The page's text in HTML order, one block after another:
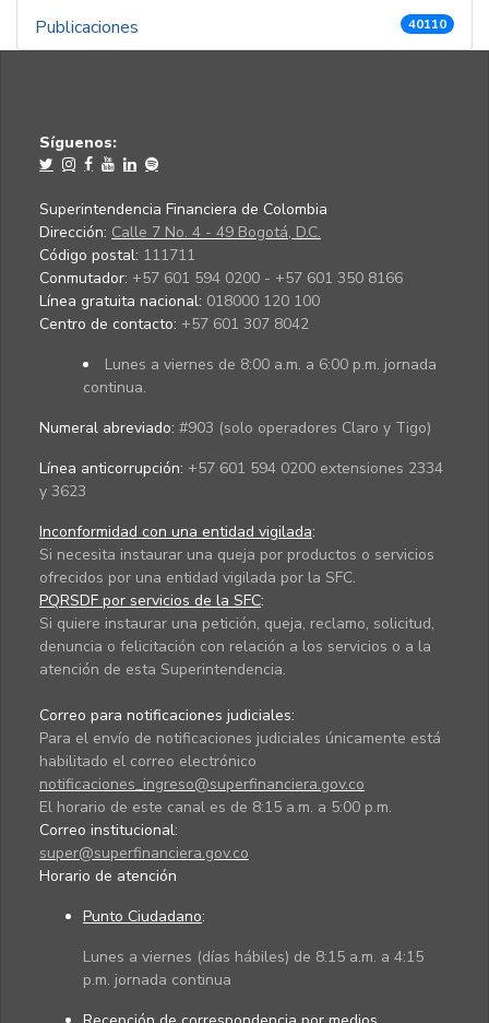
Publicaciones 40110
Síguenos:
Superintendencia Financiera de Colombia
Dirección: Calle 7 No. 4 - 49 Bogotá, D.C.
Código postal: 111711
Conmutador: +57 601 594 0200 - +57 601 350 8166
Línea gratuita nacional: 018000 120 100
Centro de contacto: +57 601 307 8042
Lunes a viernes de 8:00 a.m. a 6:00 p.m. jornada
continua.
Numeral abreviado: #903 (solo operadores Claro y Tigo)
Línea anticorrupción: +57 601 594 0200 extensiones 2334
y 3623
Inconformidad con una entidad vigilada:
Si necesita instaurar una queja por productos o servicios
ofrecidos por una entidad vigilada por la SFC.
PQRSDF por servicios de la SFC:
Si quiere instaurar una petición, queja, reclamo, solicitud,
denuncia o felicitación con relación a los servicios o a la
atención de esta Superintendencia.
Correo para notificaciones judiciales:
Para el envío de notificaciones judiciales únicamente está
habilitado el correo electrónico
notificaciones_ingreso@superfinanciera.gov.co
El horario de este canal es de 8:15 a.m. a 5:00 p.m.
Correo institucional:
super@superfinanciera.gov.co
Horario de atención
Punto Ciudadano:
Lunes a viernes (días hábiles) de 8:15 a.m. a 4:15
p.m. jornada continua